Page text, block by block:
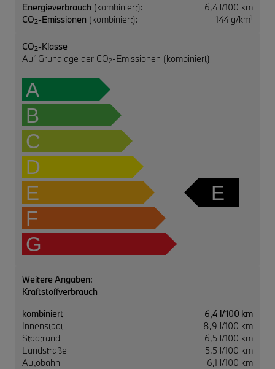
Energieverbrauch (kombiniert):
6,4 l/100 km
CO2-Emissionen (kombiniert): 144 g/km1
CO2-Klasse
Auf Grundlage der CO2-Emissionen (kombiniert)
A
B
C
D
E
F
G
E
Weitere Angaben:
Kraftstoffverbrauch
kombiniert
6,4 l/100 km
Innenstadt
8,9 l/100 km
Stadtrand
6,5 l/100 km
Landstraße
5,5 l/100 km
Autobahn
6,1 l/100 km